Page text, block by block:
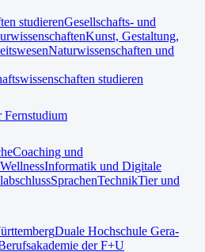
studierenGesellschafts- und
Kunst, Gestaltung,
Naturwissenschaften und
studieren
Fernstudium
Coaching und
Informatik und Digitale
SprachenTechnikTier und
Duale Hochschule Gera-
der F+U